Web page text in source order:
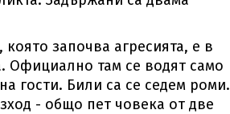
започва агресията, е в
Официално там се водят само
гости. Били са се седем роми.
- общо пет човека от две